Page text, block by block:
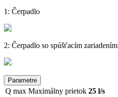
1: Čerpadlo
2: Čerpadlo so spúšťacím zariadením
Parametre
Q max Maximálny prietok 25 l/s